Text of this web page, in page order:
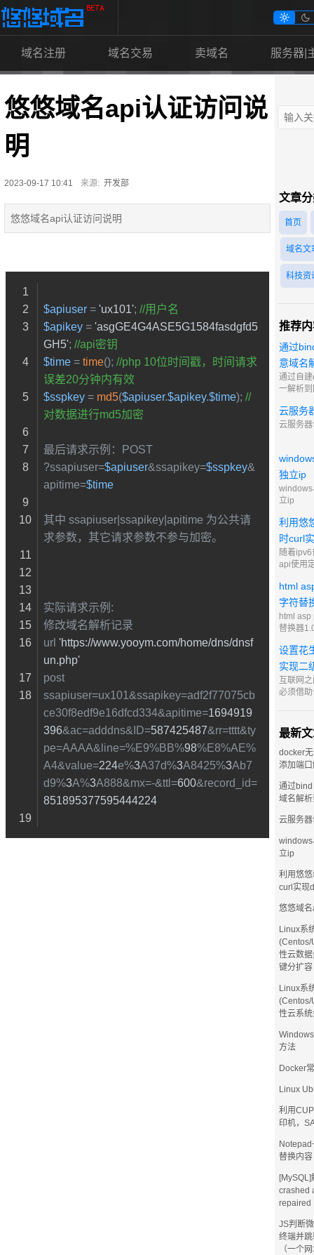
域名注册 域名交易 卖域名 服务器|
 
悠悠域名api认证访问说
明
2023-09-17 10:41 来源: 开发部
悠悠域名api认证访问说明
$apiuser = 'ux101'; //用户名
$apikey = 'asgGE4G4ASE5G1584fasdgfd5
GH5'; //api密钥
$time = time(); //php 10位时间戳，时间请求
误差20分钟内有效
$sspkey = md5($apiuser.$apikey.$time); //
对数据进行md5加密
最后请求示例：POST
?ssapiuser=$apiuser&ssapikey=$sspkey&
apitime=$time
其中 ssapiuser|ssapikey|apitime 为公共请
求参数，其它请求参数不参与加密。
实际请求示例:
修改域名解析记录
url 'https://www.yooym.com/home/dns/dnsf
un.php'
post
ssapiuser=ux101&ssapikey=adf2f77075cb
ce30f8edf9e16dfcd334&apitime=1694919
396&ac=adddns&ID=587425487&rr=tttt&ty
pe=AAAA&line=%E9%BB%98%E8%AE%
A4&value=224e%3A37d%3A8425%3Ab7
d9%3A%3A888&mx=-&ttl=600&record_id=
851895377595444224
文章
首页
域名文
科技资
推荐
通过
意域名
通过自
一解析
云服务
云服务
独立ip
立ip
利用悠
时curl
随着
api使用
ipv6地址
nas文件
html
字符替
html asp
替换器
也算一
享给大
https://
访问密
设置花
实现二
互联网
必须借
购买固
高昂。
术便是
最新
docker
添加端
通过
域名解
云服务
立ip
利用悠
curl实现
悠悠域
Linux系
(Centos/
性云数
键分扩容
Linux系
(Centos/
性云系
方法
Docker
Linux
利用
印机，
替换内容
crashed
repaired
JS判断
终端并
（一个